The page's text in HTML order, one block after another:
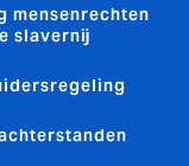
mensenrechten
slavernij